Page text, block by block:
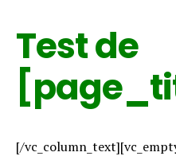
Test de
[/